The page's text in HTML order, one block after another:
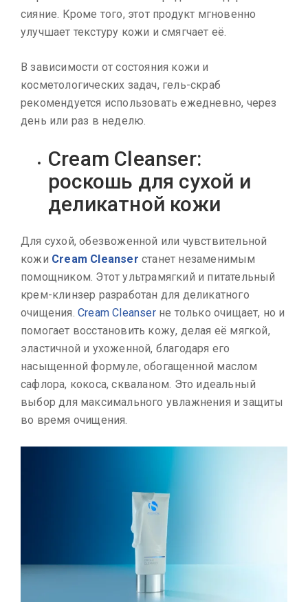
сияние. Кроме того, этот продукт мгновенно
улучшает текстуру кожи и смягчает её.
В зависимости от состояния кожи и
косметологических задач, гель-скраб
рекомендуется использовать ежедневно, через
день или раз в неделю.
Cream Cleanser:
роскошь для сухой и
деликатной кожи
Для сухой, обезвоженной или чувствительной
кожи Cream Cleanserстанет незаменимым
помощником. Этот ультрамягкий и питательный
крем-клинзер разработан для деликатного
очищения. Cream Cleanserне только очищает, но и
помогает восстановить кожу, делая её мягкой,
эластичной и ухоженной, благодаря его
насыщенной формуле, обогащенной маслом
сафлора, кокоса, скваланом. Это идеальный
выбор для максимального увлажнения и защиты
во время очищения.